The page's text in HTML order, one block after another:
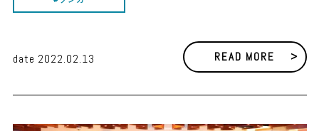
date 2022.02.13 READ MORE